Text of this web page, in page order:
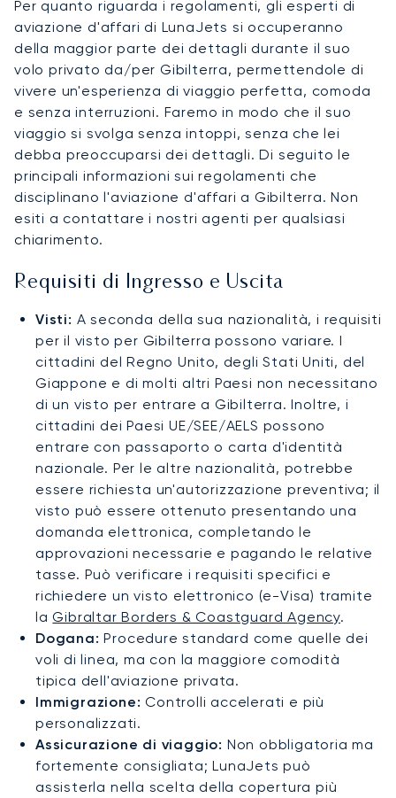
Per quanto riguarda i regolamenti, gli esperti di
aviazione d'affari di LunaJets si occuperanno
della maggior parte dei dettagli durante il suo
volo privato da/per Gibilterra, permettendole di
vivere un'esperienza di viaggio perfetta, comoda
e senza interruzioni. Faremo in modo che il suo
viaggio si svolga senza intoppi, senza che lei
debba preoccuparsi dei dettagli. Di seguito le
principali informazioni sui regolamenti che
disciplinano l'aviazione d'affari a Gibilterra. Non
esiti a contattare i nostri agenti per qualsiasi
chiarimento.
Requisiti di Ingresso e Uscita
Visti: A seconda della sua nazionalità, i requisiti
per il visto per Gibilterra possono variare. I
cittadini del Regno Unito, degli Stati Uniti, del
Giappone e di molti altri Paesi non necessitano
di un visto per entrare a Gibilterra. Inoltre, i
cittadini dei Paesi UE/SEE/AELS possono
entrare con passaporto o carta d'identità
nazionale. Per le altre nazionalità, potrebbe
essere richiesta un'autorizzazione preventiva; il
visto può essere ottenuto presentando una
domanda elettronica, completando le
approvazioni necessarie e pagando le relative
tasse. Può verificare i requisiti specifici e
richiedere un visto elettronico (e-Visa) tramite
laGibraltar Borders & Coastguard Agency.
Dogana: Procedure standard come quelle dei
voli di linea, ma con la maggiore comodità
tipica dell'aviazione privata.
Immigrazione: Controlli accelerati e più
personalizzati.
Assicurazione di viaggio: Non obbligatoria ma
fortemente consigliata; LunaJets può
assisterla nella scelta della copertura più